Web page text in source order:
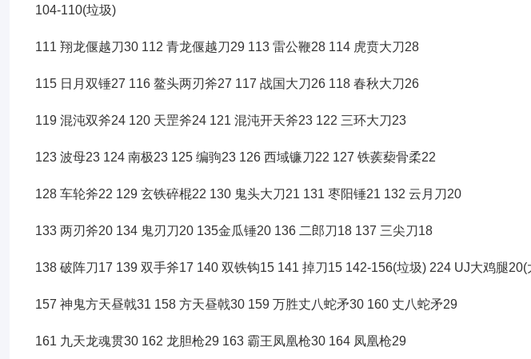
104-110(垃圾)
111 翔龙偃越刀30 112 青龙偃越刀29 113 雷公鞭28 114 虎贲大刀28
115 日月双锤27 116 鳌头两刃斧27 117 战国大刀26 118 春秋大刀26
119 混沌双斧24 120 天罡斧24 121 混沌开天斧23 122 三环大刀23
123 波母23 124 南极23 125 编驹23 126 西域镰刀22 127 铁蒺蔾骨柔22
128 车轮斧22 129 玄铁碎棍22 130 鬼头大刀21 131 枣阳锤21 132 云月刀20
133 两刃斧20 134 鬼刃刀20 135金瓜锤20 136 二郎刀18 137 三尖刀18
138 破阵刀17 139 双手斧17 140 双铁钩15 141 掉刀15 142-156(垃圾) 224 UJ大鸡腿20(
157 神鬼方天昼戟31 158 方天昼戟30 159 万胜丈八蛇矛30 160 丈八蛇矛29
161 九天龙魂贯30 162 龙胆枪29 163 霸王凤凰枪30 164 凤凰枪29